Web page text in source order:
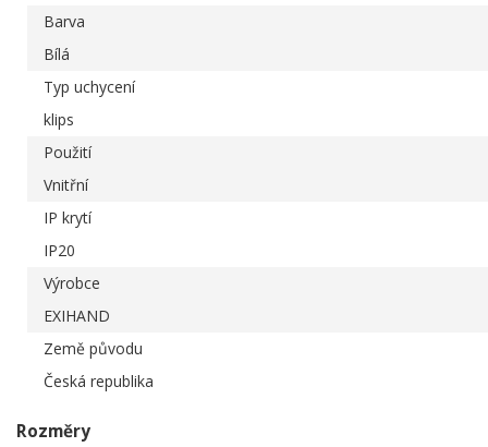
Barva
Bílá
Typ uchycení
klips
Použití
Vnitřní
IP krytí
IP20
Výrobce
EXIHAND
Země původu
Česká republika
Rozměry